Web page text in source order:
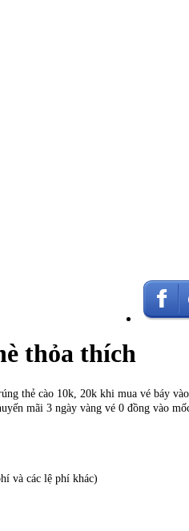
thỏa thích
thẻ cào 10k, 20k khi mua vé báy
mãi 3 ngày vàng vé 0 đồng vào
và các lệ phí khác)